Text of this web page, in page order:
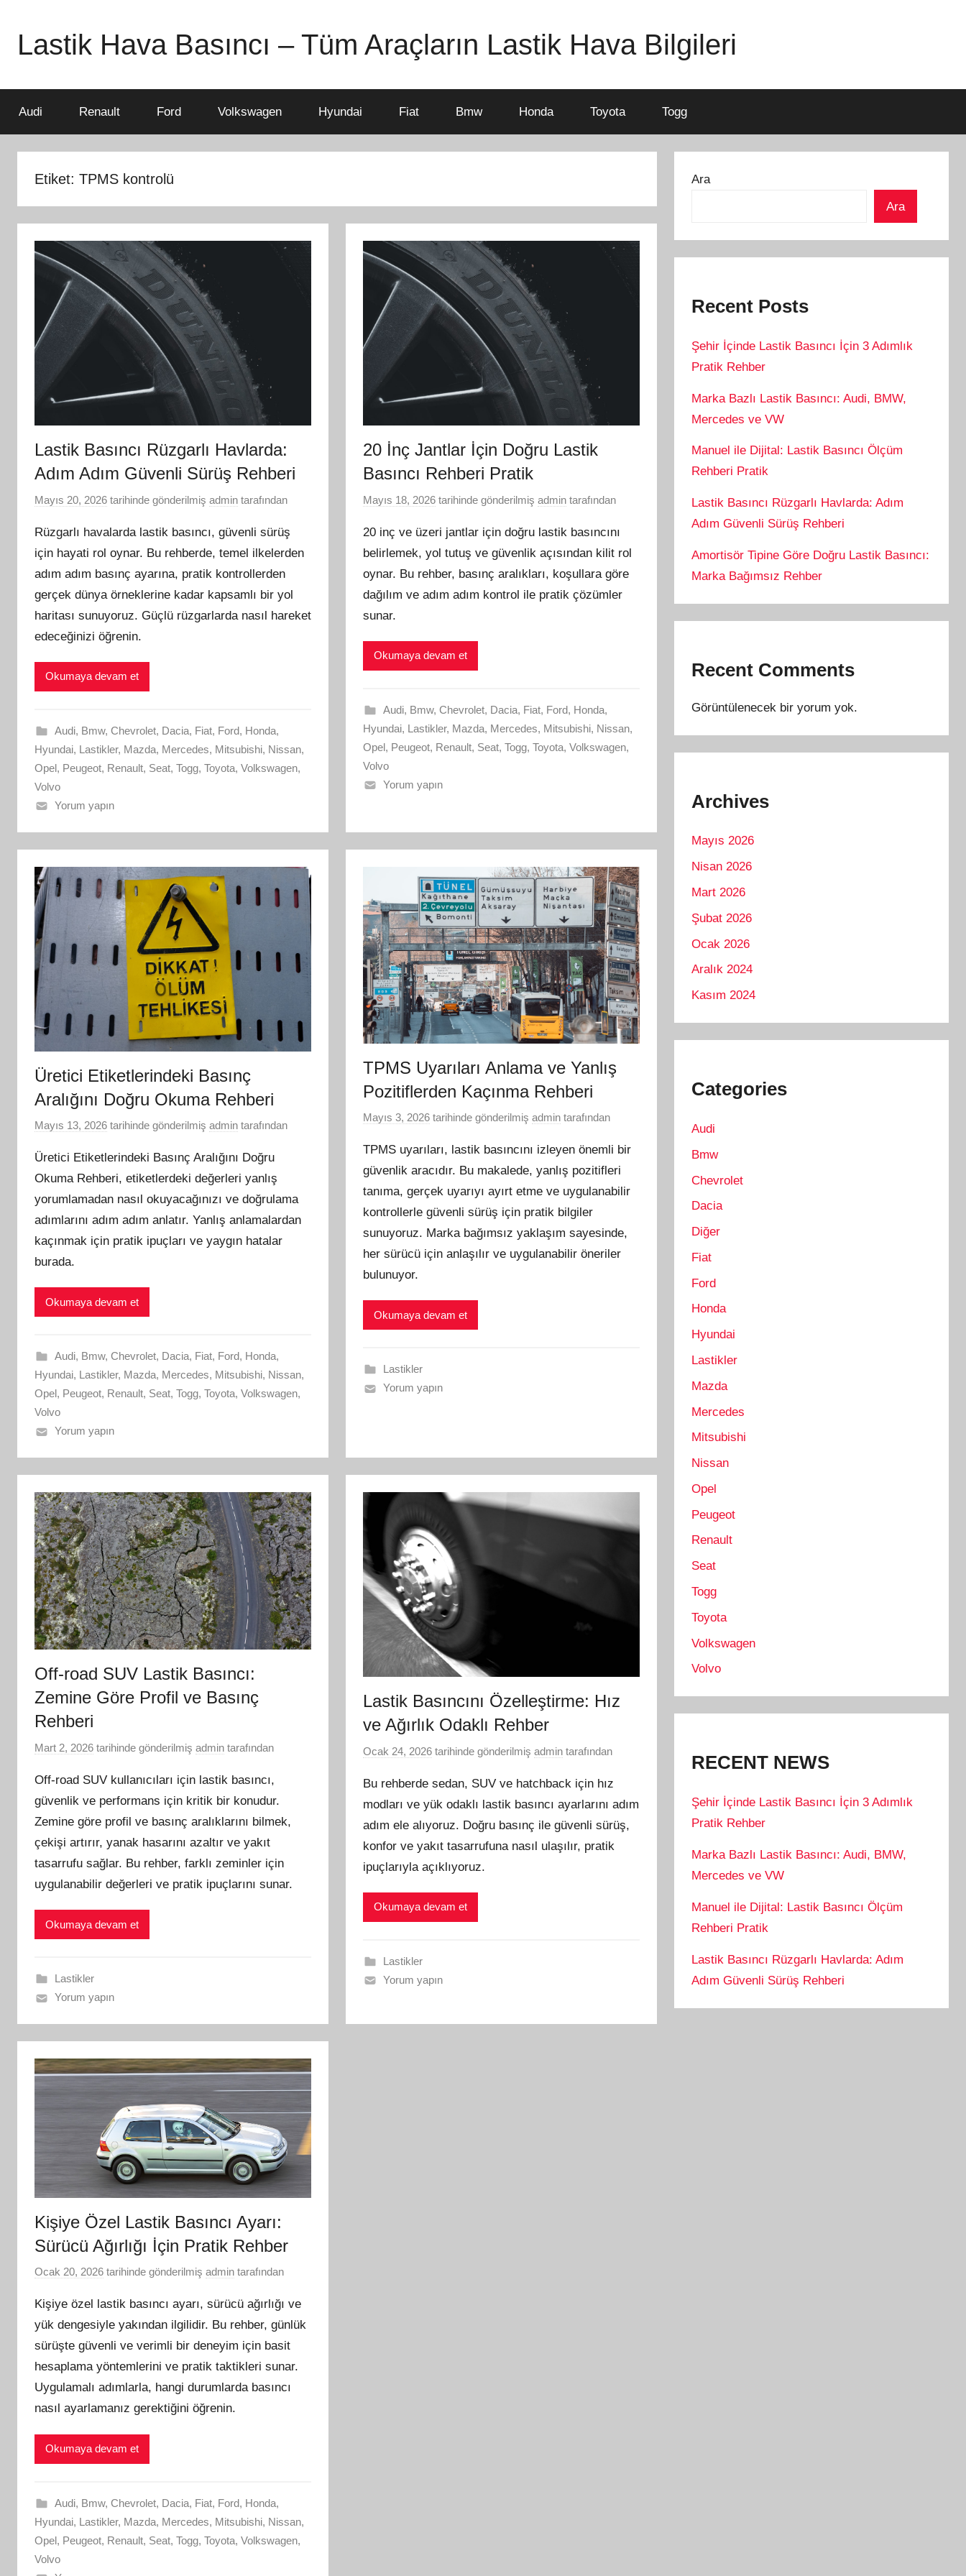
Lastik Hava Basıncı – Tüm Araçların Lastik Hava Bilgileri
Audi Renault Ford Volkswagen Hyundai Fiat Bmw Honda Toyota Togg
Etiket: TPMS kontrolü
Lastik Basıncı Rüzgarlı Havlarda:
Adım Adım Güvenli Sürüş Rehberi
Mayıs 20, 2026 tarihinde gönderilmiş admin tarafından
Rüzgarlı havalarda lastik basıncı, güvenli sürüş
için hayati rol oynar. Bu rehberde, temel ilkelerden
adım adım basınç ayarına, pratik kontrollerden
gerçek dünya örneklerine kadar kapsamlı bir yol
haritası sunuyoruz. Güçlü rüzgarlarda nasıl hareket
edeceğinizi öğrenin.
Okumaya devam et
Audi, Bmw, Chevrolet, Dacia, Fiat, Ford, Honda,
Hyundai, Lastikler, Mazda, Mercedes, Mitsubishi, Nissan,
Opel, Peugeot, Renault, Seat, Togg, Toyota, Volkswagen,
Volvo
Yorum yapın
20 İnç Jantlar İçin Doğru Lastik
Basıncı Rehberi Pratik
Mayıs 18, 2026 tarihinde gönderilmiş admin tarafından
20 inç ve üzeri jantlar için doğru lastik basıncını
belirlemek, yol tutuş ve güvenlik açısından kilit rol
oynar. Bu rehber, basınç aralıkları, koşullara göre
dağılım ve adım adım kontrol ile pratik çözümler
sunar.
Okumaya devam et
Audi, Bmw, Chevrolet, Dacia, Fiat, Ford, Honda,
Hyundai, Lastikler, Mazda, Mercedes, Mitsubishi, Nissan,
Opel, Peugeot, Renault, Seat,Togg,Toyota,Volkswagen,
Volvo
Yorum yapın
Üretici Etiketlerindeki Basınç
Aralığını Doğru Okuma Rehberi
Mayıs 13, 2026 tarihinde gönderilmiş admin tarafından
Üretici Etiketlerindeki Basınç Aralığını Doğru
Okuma Rehberi, etiketlerdeki değerleri yanlış
yorumlamadan nasıl okuyacağınızı ve doğrulama
adımlarını adım adım anlatır. Yanlış anlamalardan
kaçınmak için pratik ipuçları ve yaygın hatalar
burada.
Okumaya devam et
Audi, Bmw, Chevrolet, Dacia, Fiat, Ford, Honda,
Hyundai, Lastikler, Mazda, Mercedes, Mitsubishi, Nissan,
Opel, Peugeot, Renault, Seat, Togg, Toyota, Volkswagen,
Volvo
Yorum yapın
TPMS Uyarıları Anlama ve Yanlış
Pozitiflerden Kaçınma Rehberi
Mayıs 3, 2026 tarihinde gönderilmiş admin tarafından
TPMS uyarıları, lastik basıncını izleyen önemli bir
güvenlik aracıdır. Bu makalede, yanlış pozitifleri
tanıma, gerçek uyarıyı ayırt etme ve uygulanabilir
kontrollerle güvenli sürüş için pratik bilgiler
sunuyoruz. Marka bağımsız yaklaşım sayesinde,
her sürücü için anlaşılır ve uygulanabilir öneriler
bulunuyor.
Okumaya devam et
Lastikler
Yorum yapın
Off-road SUV Lastik Basıncı:
Zemine Göre Profil ve Basınç
Rehberi
Mart 2, 2026 tarihinde gönderilmiş admin tarafından
Off-road SUV kullanıcıları için lastik basıncı,
güvenlik ve performans için kritik bir konudur.
Zemine göre profil ve basınç aralıklarını bilmek,
çekişi artırır, yanak hasarını azaltır ve yakıt
tasarrufu sağlar. Bu rehber, farklı zeminler için
uygulanabilir değerleri ve pratik ipuçlarını sunar.
Okumaya devam et
Lastikler
Yorum yapın
Lastik Basıncını Özelleştirme: Hız
ve Ağırlık Odaklı Rehber
Ocak 24, 2026 tarihinde gönderilmiş admin tarafından
Bu rehberde sedan, SUV ve hatchback için hız
modları ve yük odaklı lastik basıncı ayarlarını adım
adım ele alıyoruz. Doğru basınç ile güvenli sürüş,
konfor ve yakıt tasarrufuna nasıl ulaşılır, pratik
ipuçlarıyla açıklıyoruz.
Okumaya devam et
Lastikler
Yorum yapın
Kişiye Özel Lastik Basıncı Ayarı:
Sürücü Ağırlığı İçin Pratik Rehber
Ocak 20, 2026 tarihinde gönderilmiş admin tarafından
Kişiye özel lastik basıncı ayarı, sürücü ağırlığı ve
yük dengesiyle yakından ilgilidir. Bu rehber, günlük
sürüşte güvenli ve verimli bir deneyim için basit
hesaplama yöntemlerini ve pratik taktikleri sunar.
Uygulamalı adımlarla, hangi durumlarda basıncı
nasıl ayarlamanız gerektiğini öğrenin.
Okumaya devam et
Audi, Bmw, Chevrolet, Dacia, Fiat, Ford, Honda,
Hyundai, Lastikler, Mazda, Mercedes, Mitsubishi, Nissan,
Opel, Peugeot, Renault, Seat, Togg, Toyota, Volkswagen,
Volvo
Ara
Ara
Recent Posts
Şehir İçinde Lastik Basıncı İçin 3 Adımlık
Pratik Rehber
Marka Bazlı Lastik Basıncı: Audi, BMW,
Mercedes ve VW
Manuel ile Dijital: Lastik Basıncı Ölçüm
Rehberi Pratik
Lastik Basıncı Rüzgarlı Havlarda: Adım
Adım Güvenli Sürüş Rehberi
Amortisör Tipine Göre Doğru Lastik Basıncı:
Marka Bağımsız Rehber
Recent Comments
Görüntülenecek bir yorum yok.
Archives
Mayıs 2026
Nisan 2026
Mart 2026
Şubat 2026
Ocak 2026
Aralık 2024
Kasım 2024
Categories
Audi
Bmw
Chevrolet
Dacia
Diğer
Fiat
Ford
Honda
Hyundai
Lastikler
Mazda
Mercedes
Mitsubishi
Nissan
Opel
Peugeot
Renault
Seat
Togg
Toyota
Volkswagen
Volvo
RECENT NEWS
Şehir İçinde Lastik Basıncı İçin 3 Adımlık
Pratik Rehber
Marka Bazlı Lastik Basıncı: Audi, BMW,
Mercedes ve VW
Manuel ile Dijital: Lastik Basıncı Ölçüm
Rehberi Pratik
Lastik Basıncı Rüzgarlı Havlarda: Adım
Adım Güvenli Sürüş Rehberi